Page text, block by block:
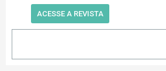
ACESSE A REVISTA